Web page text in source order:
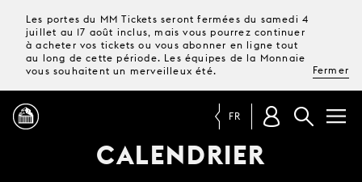
Les portes du MM Tickets seront fermées du samedi 4
juillet au 17 août inclus, mais vous pourrez continuer
à acheter vos tickets ou vous abonner en ligne tout
au long de cette période. Les équipes de la Monnaie
vous souhaitent un merveilleux été.
Fermer
PROGRAMME
FR
CALENDRIER